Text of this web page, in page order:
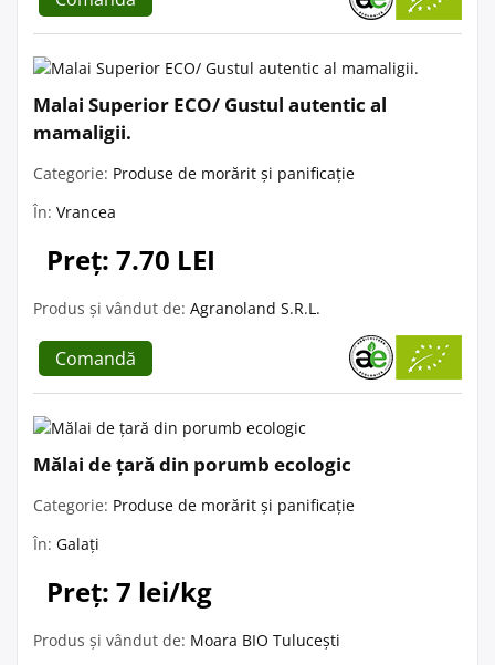
Malai Superior ECO/ Gustul autentic al
mamaligii.
Categorie: Produse de morărit și panificație
În: Vrancea
Preț: 7.70 LEI
Produs și vândut de: Agranoland S.R.L.
Comandă
Mălai de țară din porumb ecologic
Categorie: Produse de morărit și panificație
În: Galați
Preț: 7 lei/kg
Produs și vândut de: Moara BIO Tulucești